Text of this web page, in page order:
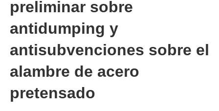
preliminar sobre
antidumping y
antisubvenciones sobre el
alambre de acero
pretensado